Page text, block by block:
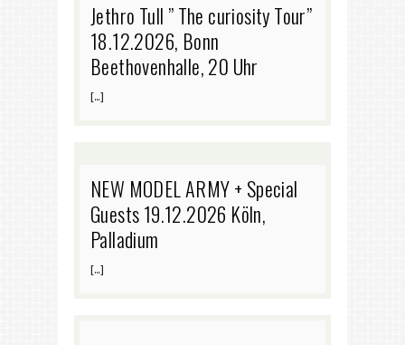
Jethro Tull ” The curiosity Tour”
18.12.2026, Bonn
Beethovenhalle, 20 Uhr
[…]
NEW MODEL ARMY + Special
Guests 19.12.2026 Köln,
Palladium
[…]